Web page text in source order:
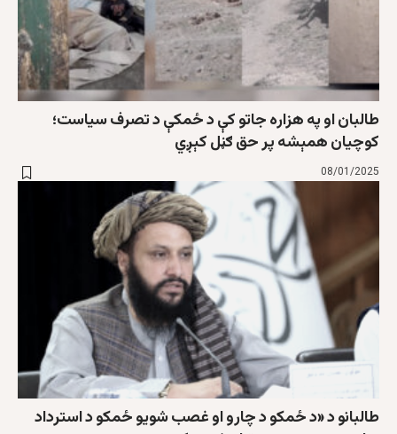
طالبان او په هزاره جاتو کې د ځمکې د تصرف سیاست؛
کوچیان همېشه پر حق ګڼل کېږي
08/01/2025
طالبانو د «د ځمکو د چارو او غصب شویو ځمکو د استرداد